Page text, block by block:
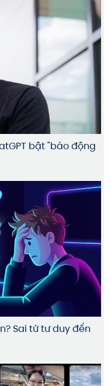
bật "báo động
Sai từ tư duy đến